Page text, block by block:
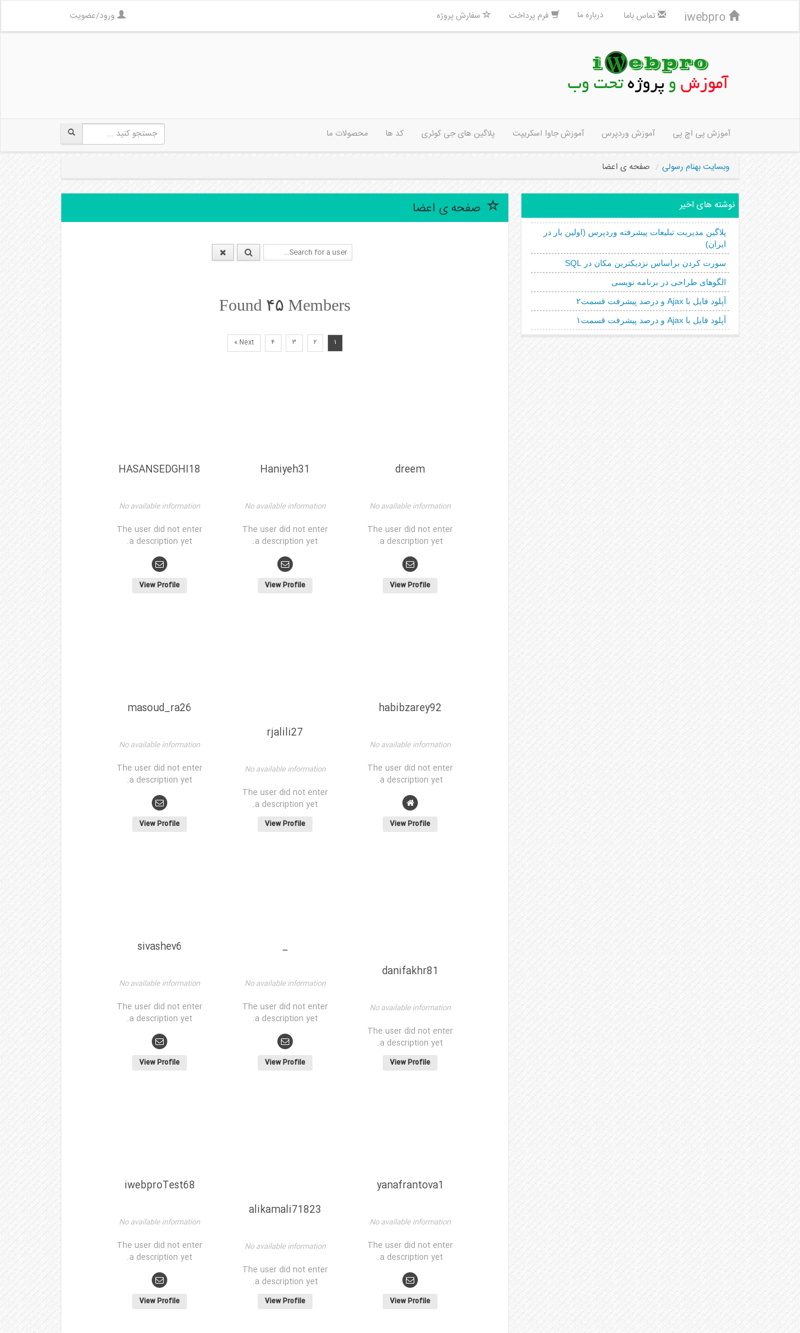
تماس باما درباره ما فرم پرداخت سفارش پروژه ورود/عضویت
آموزش پی اچ پی آموزش وردپرس آموزش جاوا اسکریپت پلاگین های جی کوئری کد ها محصولات ما
وبسایت بهنام رسولی صفحه ی اعضا
نوشته های اخیر
پلاگین مدیریت تبلیغات پیشرفته وردپرس (اولین بار در
ایران)
سورت کردن براساس نزدیکترین مکان در SQL
الگوهای طراحی در برنامه نویسی
آپلود فایل با Ajax و درصد پیشرفت قسمت۲
آپلود فایل با Ajax و درصد پیشرفت قسمت۱
صفحه ی اعضا
Found ۴۵ Members
۱ ۲ ۳ ۴ Next »
dreem
No available information
The user did not enter
a description yet.
View Profile
Haniyeh31
No available information
The user did not enter
a description yet.
View Profile
HASANSEDGHI18
No available information
The user did not enter
a description yet.
View Profile
habibzarey92
No available information
The user did not enter
a description yet.
View Profile
rjalili27
No available information
The user did not enter
a description yet.
View Profile
masoud_ra26
No available information
The user did not enter
a description yet.
View Profile
danifakhr81
No available information
The user did not enter
a description yet.
View Profile
_
No available information
The user did not enter
a description yet.
View Profile
sivashev6
No available information
The user did not enter
a description yet.
View Profile
yanafrantova1
No available information
The user did not enter
a description yet.
View Profile
alikamali71823
No available information
The user did not enter
a description yet.
View Profile
iwebproTest68
No available information
The user did not enter
a description yet.
View Profile